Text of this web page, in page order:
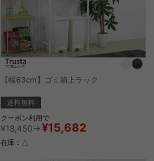
【幅63cm】ゴミ箱上ラック
送料無料
クーポン利用で
¥18,450→ ¥15,682
在庫：△